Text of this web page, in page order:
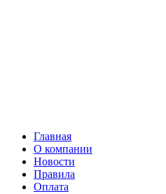
Главная
О компании
Новости
Правила
Оплата